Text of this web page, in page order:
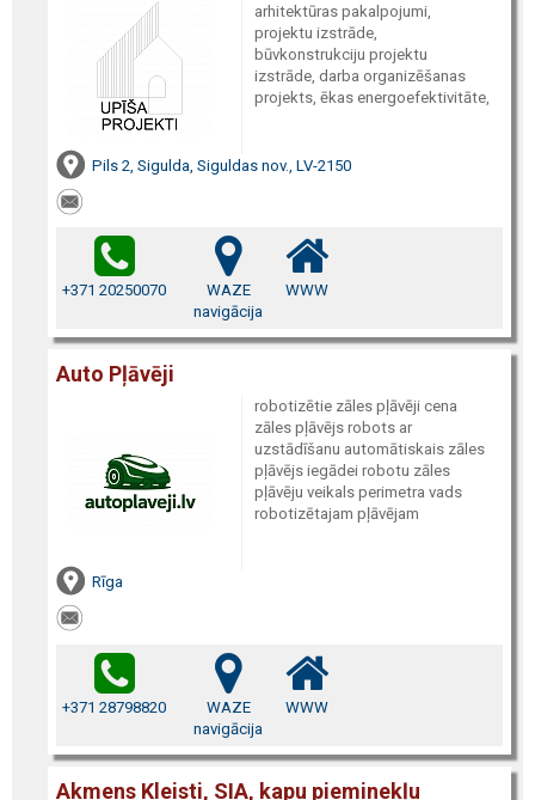
arhitektūras pakalpojumi,
projektu izstrāde,
būvkonstrukciju projektu
izstrāde, darba organizēšanas
projekts, ēkas energoefektivitāte,
Pils 2, Sigulda, Siguldas nov., LV-2150
+371 20250070
WAZE
navigācija
WWW
Auto Pļāvēji
robotizētie zāles pļāvēji cena
zāles pļāvējs robots ar
uzstādīšanu automātiskais zāles
pļāvējs iegādei robotu zāles
pļāvēju veikals perimetra vads
robotizētajam pļāvējam
Rīga
+371 28798820
WAZE
navigācija
WWW
Akmens Kleisti, SIA, kapu pieminekļu